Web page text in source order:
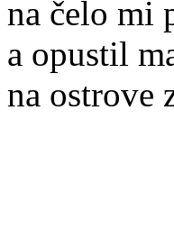
na čelo
a opustil
na ostrove